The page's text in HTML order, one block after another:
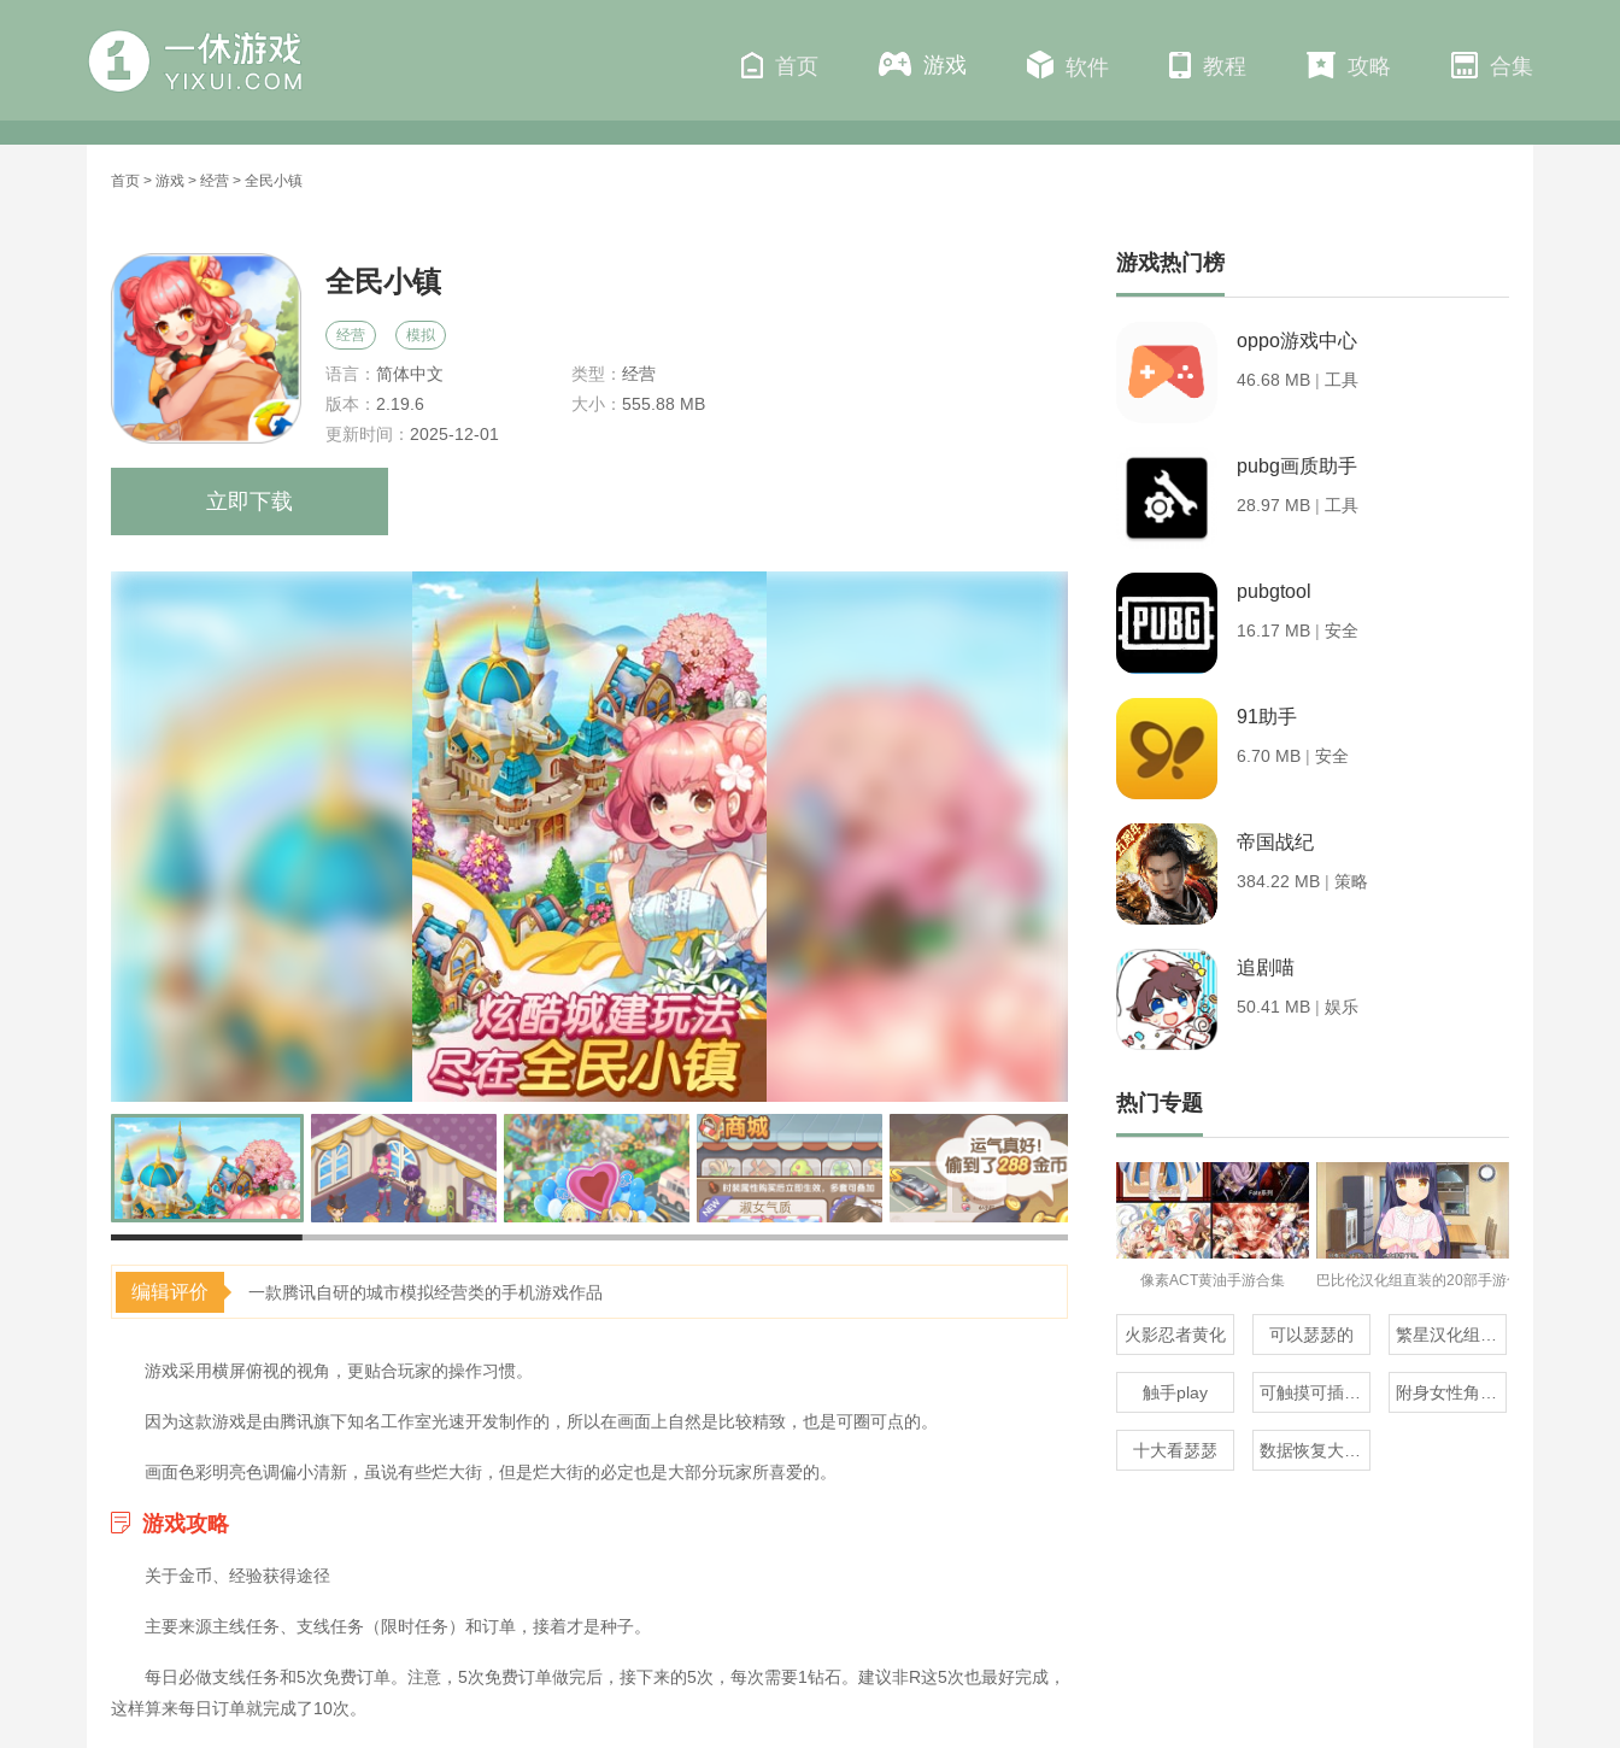
首页 游戏 软件 教程 攻略 合集
首页 > 游戏 > 经营 > 全民小镇
全民小镇
经营 模拟
语言： 简体中文 类型： 经营
版本： 2.19.6 大小： 555.88 MB
更新时间： 2025-12-01
立即下载
编辑评价 一款腾讯自研的城市模拟经营类的手机游戏作品
游戏采用横屏俯视的视角，更贴合玩家的操作习惯。
因为这款游戏是由腾讯旗下知名工作室光速开发制作的，所以在画面上自然是比较精致，也是可圈可点的。
画面色彩明亮色调偏小清新，虽说有些烂大街，但是烂大街的必定也是大部分玩家所喜爱的。
游戏攻略
关于金币、经验获得途径
主要来源主线任务、支线任务（限时任务）和订单，接着才是种子。
每日必做支线任务和5次免费订单。注意，5次免费订单做完后，接下来的5次，每次需要1钻石。建议非R这5次也最好完成，
这样算来每日订单就完成了10次。
游戏热门榜
oppo游戏中心
46.68 MB | 工具
pubg画质助手
28.97 MB | 工具
pubgtool
16.17 MB | 安全
91助手
6.70 MB | 安全
帝国战纪
384.22 MB | 策略
追剧喵
50.41 MB | 娱乐
热门专题
像素ACT黄油手游合集 巴比伦汉化组直装的20部手游合集
火影忍者黄化 可以瑟瑟的
触手play
十大看瑟瑟